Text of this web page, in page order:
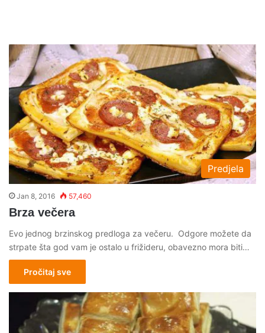
Predjela
Jan 8, 2016 57,460
Brza večera
Evo jednog brzinskog predloga za večeru. Odgore možete da
strpate šta god vam je ostalo u frižideru, obavezno mora biti…
Pročitaj sve